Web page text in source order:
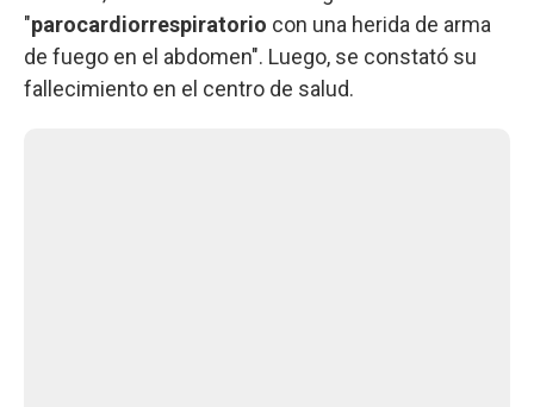
"parocardiorrespiratorio con una herida de arma
de fuego en el abdomen". Luego, se constató su
fallecimiento en el centro de salud.